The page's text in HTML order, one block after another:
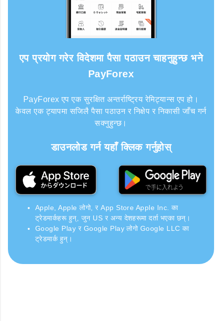
एप प्रयोग गरेर विदेशमा पैसा पठाउन चाहनुहुन्छ भने
PayForex
PayForex एप एक सुरक्षित अन्तर्राष्ट्रिय रेमिट्यान्स एप हो।
केवल एक ट्यापमा सजिलै पैसा पठाउन र निक्षेप र निकासी जाँच गर्न
सक्नुहुन्छ।
डाउनलोड गर्न यहाँ क्लिक गर्नुहोस्
Apple, Apple लोगो, र App Store Apple Inc. का
ट्रेडमार्कहरू हुन्, जुन US र अन्य देशहरूमा दर्ता भएका छन्।
Google Play र Google Play लोगो Google LLC का
ट्रेडमार्क हुन्।